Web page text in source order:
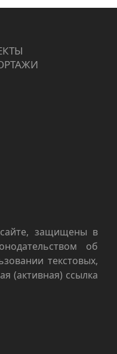
защищены в
об
текстовых,
(активная) ссылка